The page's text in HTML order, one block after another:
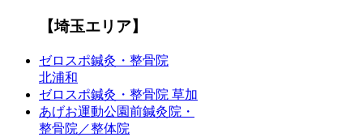
【埼玉エリア】
ゼロスポ鍼灸・整骨院
北浦和
ゼロスポ鍼灸・整骨院 草加
あげお運動公園前鍼灸院・
整骨院／整体院